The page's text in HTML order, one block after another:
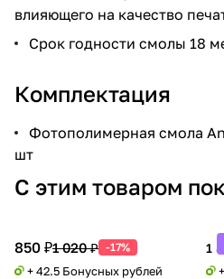
влияющего на качество
Срок годности смолы 18
Комплектация
Фотополимерная смола
шт
С этим товаром
850 ₽1 020 ₽ -17%
+ 42.5 Бонусных рублей
1